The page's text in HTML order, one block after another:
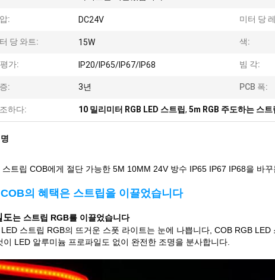
: DC24V 미터 당
당 와트: 15W 색:
가: IP20/IP65/IP67/IP68 빔 각:
: 3년 PCB 폭:
하다: 10 밀리미터 RGB LED 스트립, 5m RGB 주도하는 스트
스트립 COB에게 절단 가능한 5M 10MM 24V 방수 IP65 IP67 IP68을 바
의 혜택은 스트립을 이끌었습니다
도는 스트립 RGB를 이끌었습니다
스트립 RGB의 뜨거운 스폿 라이트는 눈에 나쁩니다, COB RGB
이 LED 알루미늄 프로파일도 없이 완전한 조명을 분사합니다.